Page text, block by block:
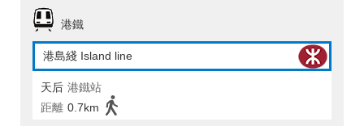
港鐵
港島綫 Island line
天后 港鐵站
距離 0.7km